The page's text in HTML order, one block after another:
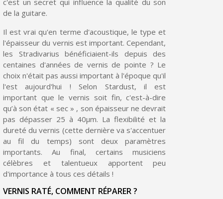
de la guitare.
Il est vrai qu'en terme d'acoustique, le type et
l'épaisseur du vernis est important. Cependant,
les Stradivarius bénéficiaient-ils depuis des
centaines d'années de vernis de pointe ? Le
choix n'était pas aussi important à l'époque qu'il
l'est aujourd'hui ! Selon Stardust, il est
important que le vernis soit fin, c'est-à-dire
qu’à son état « sec » , son épaisseur ne devrait
pas dépasser 25 à 40µm. La flexibilité et la
dureté du vernis (cette dernière va s'accentuer
au fil du temps) sont deux paramètres
importants. Au final, certains musiciens
célèbres et talentueux apportent peu
d'importance à tous ces détails !
VERNIS RATÉ, COMMENT RÉPARER ?